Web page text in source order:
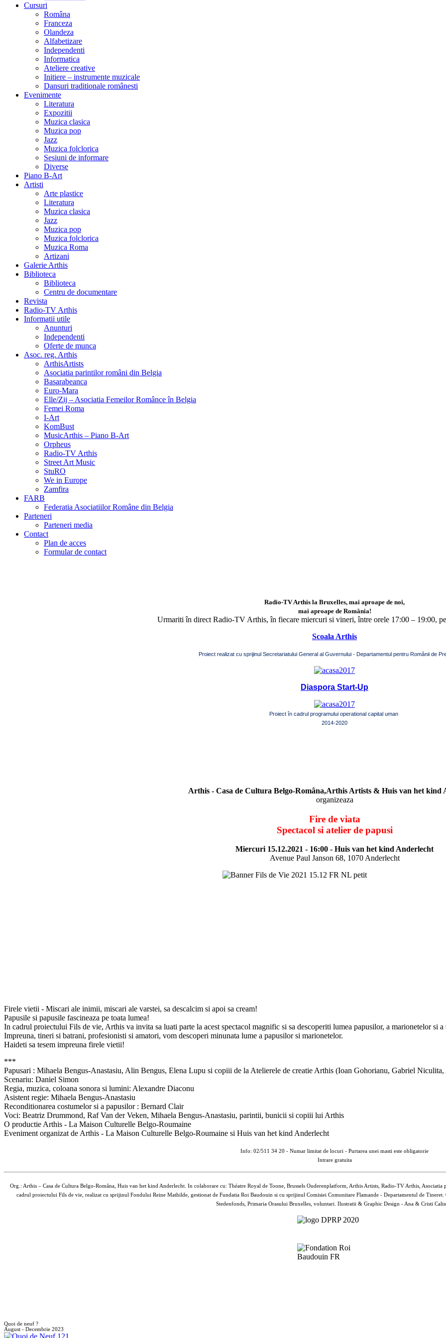
Cursuri
Româna
Franceza
Olandeza
Alfabetizare
Independenti
Informatica
Ateliere creative
Initiere – instrumente muzicale
Dansuri traditionale românesti
Evenimente
Literatura
Expozitii
Muzica clasica
Muzica pop
Jazz
Muzica folclorica
Sesiuni de informare
Diverse
Piano B-Art
Artisti
Arte plastice
Literatura
Muzica clasica
Jazz
Muzica pop
Muzica folclorica
Muzica Roma
Artizani
Galerie Arthis
Biblioteca
Biblioteca
Centru de documentare
Revista
Radio-TV Arthis
Informatii utile
Anunturi
Independenti
Oferte de munca
Asoc. reg. Arthis
ArthisArtists
Asociatia parintilor români din Belgia
Basarabeanca
Euro-Mara
Elle/Zij – Asociatia Femeilor Românce în Belgia
Femei Roma
I-Art
KomBust
MusicArthis – Piano B-Art
Orpheus
Radio-TV Arthis
Street Art Music
StuRO
We in Europe
Zamfira
FARB
Federatia Asociatiilor Române din Belgia
Parteneri
Parteneri media
Contact
Plan de acces
Formular de contact
Radio-TV Arthis la Bruxelles, mai aproape de noi,
mai aproape de România!
Urmariti în direct Radio-TV Arthis, în fiecare miercuri si vineri, între orele 17:00 – 19:00, pe
Scoala Arthis
Proiect realizat cu sprijinul Secretariatului General al Guvernului - Departamentul pentru Românii de
Diaspora Start-Up
Proiect în cadrul programului operational capital uman
2014-2020
Arthis - Casa de Cultura Belgo-Româna,Arthis Artists & Huis van het kind
organizeaza
Fire de viata
Spectacol si atelier de papusi
Miercuri 15.12.2021 - 16:00 - Huis van het kind Anderlecht
Avenue Paul Janson 68, 1070 Anderlecht
Firele vietii - Miscari ale inimii, miscari ale varstei, sa descalcim si apoi sa cream!
Papusile si papusile fascineaza pe toata lumea!
In cadrul proiectului Fils de vie, Arthis va invita sa luati parte la acest spectacol magnific si sa descoperiti lumea papusilor, a marionetelor si a
Impreuna, tineri si batrani, profesionisti si amatori, vom descoperi minunata lume a papusilor si marionetelor.
Haideti sa tesem impreuna firele vietii!
***
Papusari : Mihaela Bengus-Anastasiu, Alin Bengus, Elena Lupu si copiii de la Atelierele de creatie Arthis (Ioan Gohorianu, Gabriel
Scenariu: Daniel Simon
Regia, muzica, coloana sonora si lumini: Alexandre Diaconu
Asistent regie: Mihaela Bengus-Anastasiu
Reconditionarea costumelor si a papusilor : Bernard Clair
Voci: Beatriz Drummond, Raf Van der Veken, Mihaela Bengus-Anastasiu, parintii, bunicii si copiii lui Arthis
O productie Arthis - La Maison Culturelle Belgo-Roumaine
Eveniment organizat de Arthis - La Maison Culturelle Belgo-Roumaine si Huis van het kind Anderlecht
Info: 02/511 34 20 - Numar limitat de locuri - Purtarea unei masti este obligatorie
Intrare gratuita
Org.: Arthis – Casa de Cultura Belgo-Româna, Huis van het kind Anderlecht. In colaborare cu: Théatre Royal de Toone, Brussels Ouderenplatform, Arthis Artists, Radio-TV Arthis,
cadrul proiectului Fils de vie, realizat cu sprijinul Fondului Reine Mathilde, gestionat de Fundatia Roi Baudouin si cu sprijinul Comisiei Comunitare Flamande - Departamentul de
Stedenfonds, Primaria Orasului Bruxelles, voluntari. Ilustratii & Graphic Design - Ana & Cristi
Quoi de neuf ?
August - Decembrie 2023